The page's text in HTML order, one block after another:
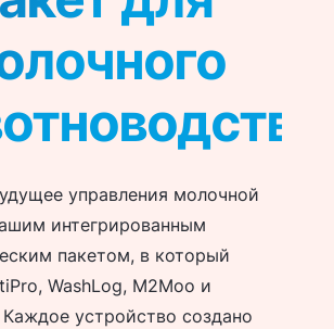
управления молочной
интегрированным
пакетом, в который
WashLog, M2Moo и
Каждое устройство создано